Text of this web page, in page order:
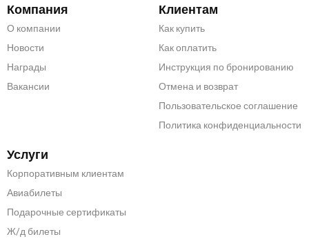
Компания
О компании
Новости
Награды
Вакансии
Клиентам
Как купить
Как оплатить
Инструкция по бронированию
Отмена и возврат
Пользовательское соглашение
Политика конфиденциальности
Услуги
Корпоративным клиентам
Авиабилеты
Подарочные сертификаты
Ж/д билеты